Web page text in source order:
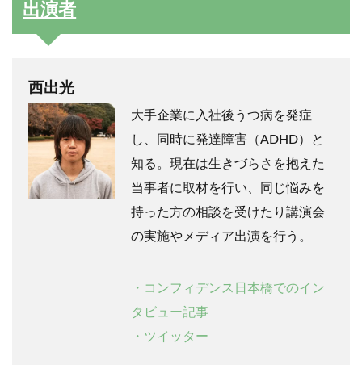
出演者
西出光
大手企業に入社後うつ病を発症
し、同時に発達障害（ADHD）と
知る。現在は生きづらさを抱えた
当事者に取材を行い、同じ悩みを
持った方の相談を受けたり講演会
の実施やメディア出演を行う。
・コンフィデンス日本橋でのイン
タビュー記事
・ツイッター